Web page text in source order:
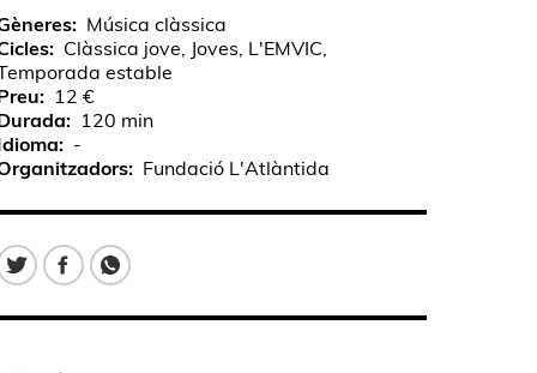
Música clàssica
Clàssica jove, Joves, L'EMVIC,
estable
12 €
120 min
-
Fundació L'Atlàntida